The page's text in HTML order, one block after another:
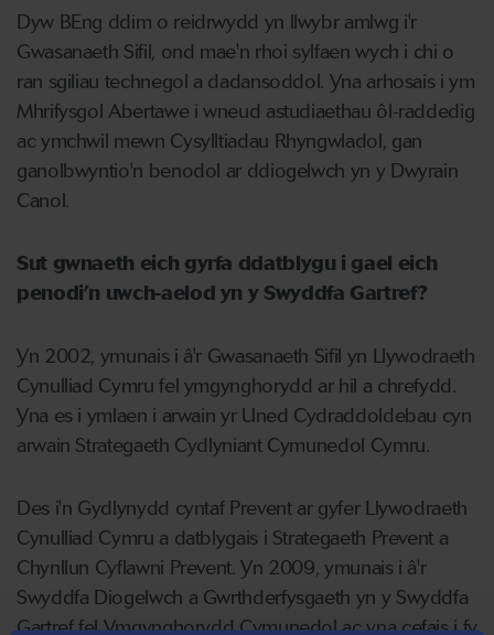
Dyw BEng ddim o reidrwydd yn llwybr amlwg i'r
Gwasanaeth Sifil, ond mae'n rhoi sylfaen wych i chi o
ran sgiliau technegol a dadansoddol. Yna arhosais i ym
Mhrifysgol Abertawe i wneud astudiaethau ôl-raddedig
ac ymchwil mewn Cysylltiadau Rhyngwladol, gan
ganolbwyntio'n benodol ar ddiogelwch yn y Dwyrain
Canol.
Sut gwnaeth eich gyrfa ddatblygu i gael eich
penodi’n uwch-aelod yn y Swyddfa Gartref?
Yn 2002, ymunais i â'r Gwasanaeth Sifil yn Llywodraeth
Cynulliad Cymru fel ymgynghorydd ar hil a chrefydd.
Yna es i ymlaen i arwain yr Uned Cydraddoldebau cyn
arwain Strategaeth Cydlyniant Cymunedol Cymru.
Des i'n Gydlynydd cyntaf Prevent ar gyfer Llywodraeth
Cynulliad Cymru a datblygais i Strategaeth Prevent a
Chynllun Cyflawni Prevent. Yn 2009, ymunais i â'r
Swyddfa Diogelwch a Gwrthderfysgaeth yn y Swyddfa
Gartref fel Ymgynghorydd Cymunedol ac yna cefais i fy